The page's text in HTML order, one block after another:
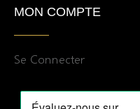
MON COMPTE
Se Connecter